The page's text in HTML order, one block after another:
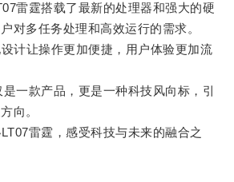
霆搭载了最新的处理器和强大的硬
对多任务处理和高效运行的需求。
让操作更加便捷，用户体验更加流
款产品，更是一种科技风向标，引
向。
雷霆，感受科技与未来的融合之